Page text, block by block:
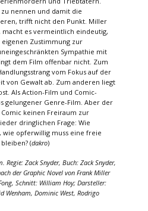
nennen und damit die
trifft nicht den Punkt. Miller
macht es vermeintlich eindeutig,
Zustimmung zur
Sympathie mit
dem Film offenbar nicht. Zum
vom Fokus auf der
von Gewalt ab. Zum anderen liegt
Als Action-Film und Comic-
gelungener Genre-Film. Aber der
keinen Freiraum zur
dringlichen Frage: Wie
opferwillig muss eine freie
(dakro)
Zack Snyder, Buch: Zack Snyder,
der Graphic Novel von Frank Miller
Schnitt: William Hoy; Darsteller:
Wenham, Dominic West, Rodrigo